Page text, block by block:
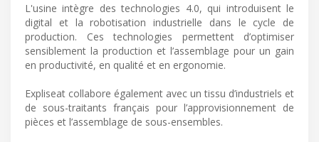
L'usine intègre des technologies 4.0, qui introduisent le
digital et la robotisation industrielle dans le cycle de
production. Ces technologies permettent d’optimiser
sensiblement la production et l’assemblage pour un gain
en productivité, en qualité et en ergonomie.
Expliseat collabore également avec un tissu d’industriels et
de sous-traitants français pour l’approvisionnement de
pièces et l’assemblage de sous-ensembles.